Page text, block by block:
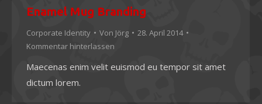
Enamel Mug Branding
Corporate Identity Von Jörg
28. April 2014
Kommentar hinterlassen
Maecenas enim velit euismod eu tempor sit amet
dictum lorem.